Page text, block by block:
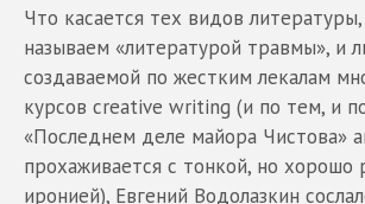
Что касается тех видов
называем «литературой травмы», и
создаваемой по жестким лекалам
курсов creative writing (и по тем, и
«Последнем деле майора Чистова»
прохаживается с тонкой, но хорошо
иронией), Евгений Водолазкин